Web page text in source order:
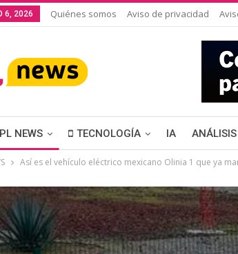
6, 2026 Quiénes somos Aviso de privacidad
NEWS TECNOLOGÍA IA ANÁLISIS
Así es el vehículo eléctrico mexicano Olinia 1 que ya